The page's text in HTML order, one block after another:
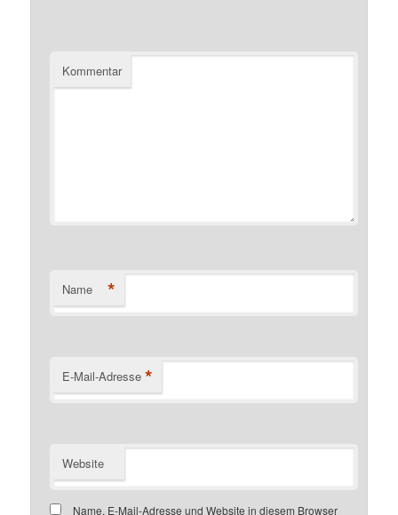
Kommentar
Name *
E-Mail-Adresse *
Website
Name, E-Mail-Adresse und Website in diesem Browser